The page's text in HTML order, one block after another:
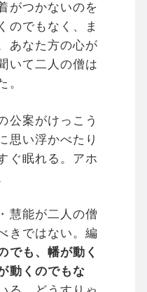
がつかないのを
のでもなく、ま
あなた方の心が
いて二人の僧は
。
公案がけっこう
思い浮かべたり
ぐ眠れる。アホ
慧能が二人の僧
きではない。編
でも、幡が動く
動くのでもな